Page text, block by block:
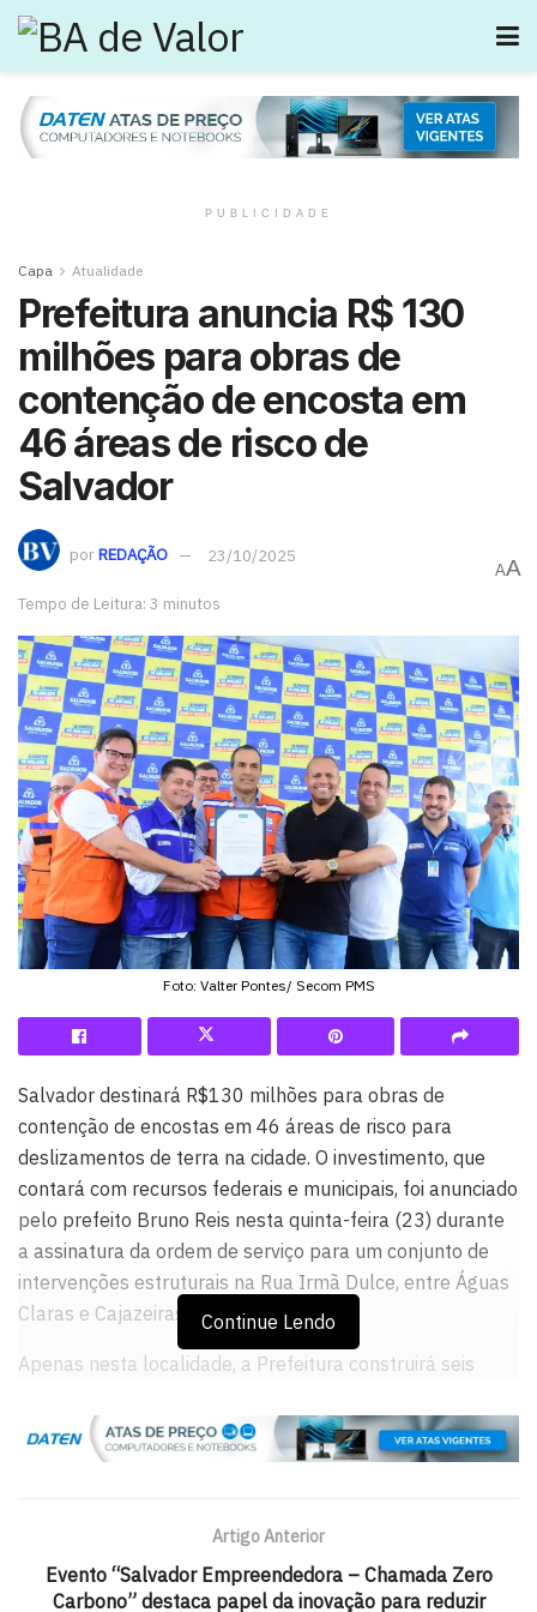
PUBLICIDADE
Capa Atualidade
Prefeitura anuncia R$ 130
milhões para obras de
contenção de encosta em
46 áreas de risco de
Salvador
porREDAÇÃO 23/10/2025
Tempo de Leitura: 3 minutos
AA
Foto: Valter Pontes/ Secom PMS
Salvador destinará R$130 milhões para obras de
contenção de encostas em 46 áreas de risco para
deslizamentos de terra na cidade. O investimento, que
contará com recursos federais e municipais, foi anunciado
pelo prefeito Bruno Reis nesta quinta-feira (23) durante
a assinatura da ordem de serviço para um conjunto de
intervenções estruturais na Rua Irmã Dulce, entre Águas
Claras e Cajazeiras VII.
Apenas nesta localidade, a Prefeitura construirá seis
atirantada, e uma geomanta. Durante o evento, Bruno
Reis destacou que os investimentos em obras estruturais
“Choveu de segunda-feira (20) até hoje, em algumas
áreas da cidade, mais de 200 milímetros. E os protocolos
Continue Lendo
Artigo Anterior
Evento “Salvador Empreendedora – Chamada Zero
Carbono” destaca papel da inovação para reduzir